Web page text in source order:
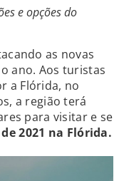
e opções do
as novas
ano. Aos turistas
a Flórida, no
a região terá
para visitar e se
2021 na Flórida.